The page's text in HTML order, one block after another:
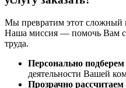
Мы превратим этот сложный
Наша миссия — помочь Вам
труда.
Персонально подберем
деятельности Вашей
Прозрачно рассчитаем